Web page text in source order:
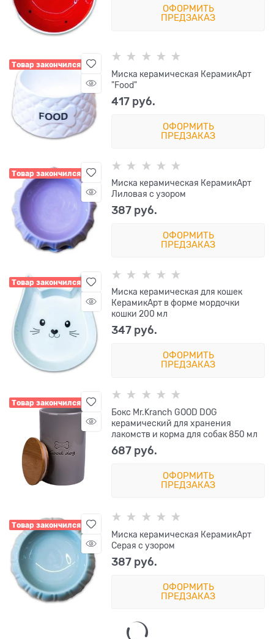
ОФОРМИТЬ
ПРЕДЗАКАЗ
Товар закончился
Миска керамическая КерамикАрт
"Food"
417 руб.
ОФОРМИТЬ
ПРЕДЗАКАЗ
Товар закончился
Миска керамическая КерамикАрт
Лиловая с узором
387 руб.
ОФОРМИТЬ
ПРЕДЗАКАЗ
Товар закончился
Миска керамическая для кошек
КерамикАрт в форме мордочки
кошки 200 мл
347 руб.
ОФОРМИТЬ
ПРЕДЗАКАЗ
Товар закончился
Бокс Mr.Kranch GOOD DOG
керамический для хранения
лакомств и корма для собак 850 мл
687 руб.
ОФОРМИТЬ
ПРЕДЗАКАЗ
Товар закончился
Миска керамическая КерамикАрт
Серая с узором
387 руб.
ОФОРМИТЬ
ПРЕДЗАКАЗ